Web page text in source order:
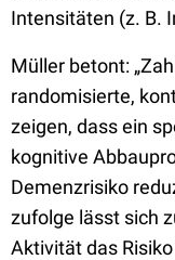
Intensitäten (z. B.
Müller betont:
randomisierte,
zeigen, dass ein
kognitive
Demenzrisiko
zufolge lässt sich
Aktivität das